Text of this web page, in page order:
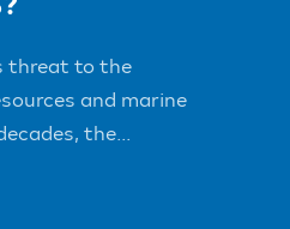
threat to the
and marine
the...